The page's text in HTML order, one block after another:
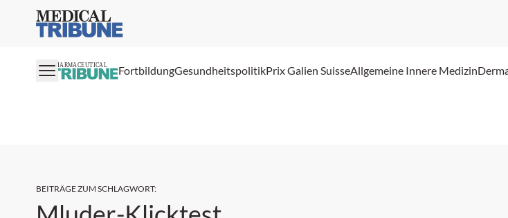
Medical Tribune
PHARMACEUTICAL FortbildungGesundheitspolitikPrix Galien SuisseAllgemeine Innere Medizin
BEITRÄGE ZUM SCHLAGWORT: